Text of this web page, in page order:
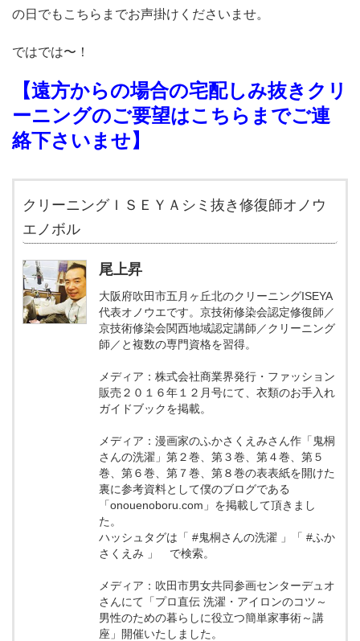
の日でもこちらまでお声掛けくださいませ。
ではでは〜！
【遠方からの場合の宅配しみ抜きクリ
ーニングのご要望はこちらまでご連
絡下さいませ】
クリーニングＩＳＥＹＡシミ抜き修復師オノウ
エノボル
尾上昇
大阪府吹田市五月ヶ丘北のクリーニングISEYA
代表オノウエです。京技術修染会認定修復師／
京技術修染会関西地域認定講師／クリーニング
師／と複数の専門資格を習得。
メディア：株式会社商業界発行・ファッション
販売２０１６年１２月号にて、衣類のお手入れ
ガイドブックを掲載。
メディア：漫画家のふかさくえみさん作「鬼桐
さんの洗濯」第２巻、第３巻、第４巻、第５
巻、第６巻、第７巻、第８巻の表表紙を開けた
裏に参考資料として僕のブログである
「onouenoboru.com」を掲載して頂きまし
た。
ハッシュタグは「 #鬼桐さんの洗濯 」「 #ふか
さくえみ 」 で検索。
メディア：吹田市男女共同参画センターデュオ
さんにて「プロ直伝 洗濯・アイロンのコツ～
男性のための暮らしに役立つ簡単家事術～講
座」開催いたしました。